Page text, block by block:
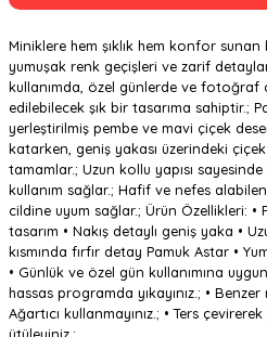
Miniklere hem şıklık hem konfor
yumuşak renk geçişleri ve zarif
kullanımda, özel günlerde ve fotoğraf
edilebilecek şık bir tasarıma sahiptir.;
yerleştirilmiş pembe ve mavi çiçek
katarken, geniş yakası üzerindeki çiçek
tamamlar.; Uzun kollu yapısı
kullanım sağlar.; Hafif ve nefes
cildine uyum sağlar.; Ürün Özellikleri:
tasarım • Nakış detaylı geniş yaka •
kısmında fırfır detay Pamuk Astar •
• Günlük ve özel gün kullanımına
hassas programda yıkayınız.; • Benzer
Ağartıcı kullanmayınız.; • Ters